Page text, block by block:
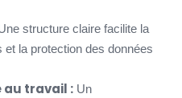
structure claire facilite la
et la protection des données
au travail : Un